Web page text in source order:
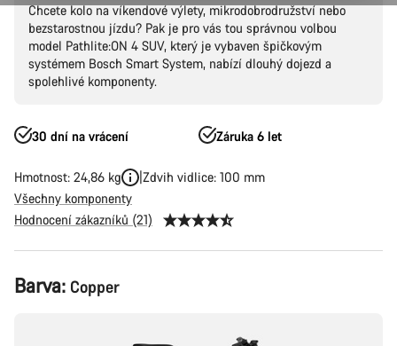
Chcete kolo na víkendové výlety, mikrodobrodružství nebo
bezstarostnou jízdu? Pak je pro vás tou správnou volbou
model Pathlite:ON 4 SUV, který je vybaven špičkovým
systémem Bosch Smart System, nabízí dlouhý dojezd a
spolehlivé komponenty.
30 dní na vrácení Záruka 6 let
Hmotnost: 24,86 kg
Zdvih vidlice: 100 mm
Všechny komponenty
Hodnocení zákazníků (21)
Konfigurace
produktu
Barva: Copper